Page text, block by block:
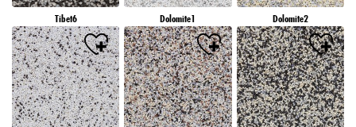
Tibet6 Dolomite1 Dolomite2